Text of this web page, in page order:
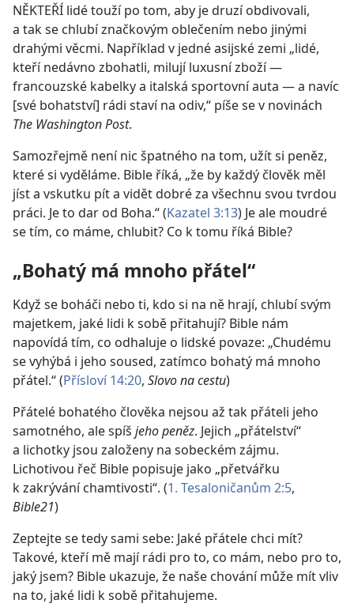
NĚKTEŘÍ lidé touží po tom, aby je druzí obdivovali,
a tak se chlubí značkovým oblečením nebo jinými
drahými věcmi. Například v jedné asijské zemi „lidé,
kteří nedávno zbohatli, milují luxusní zboží —
francouzské kabelky a italská sportovní auta — a navíc
[své bohatství] rádi staví na odiv,“ píše se v novinách
The Washington Post.
Samozřejmě není nic špatného na tom, užít si peněz,
které si vyděláme. Bible říká, „že by každý člověk měl
jíst a vskutku pít a vidět dobré za všechnu svou tvrdou
práci. Je to dar od Boha.“ (Kazatel 3:13) Je ale moudré
se tím, co máme, chlubit? Co k tomu říká Bible?
„Bohatý má mnoho přátel“
Když se boháči nebo ti, kdo si na ně hrají, chlubí svým
majetkem, jaké lidi k sobě přitahují? Bible nám
napovídá tím, co odhaluje o lidské povaze: „Chudému
se vyhýbá i jeho soused, zatímco bohatý má mnoho
přátel.“ (Přísloví 14:20, Slovo na cestu)
Přátelé bohatého člověka nejsou až tak přáteli jeho
samotného, ale spíš jeho peněz. Jejich „přátelství“
a lichotky jsou založeny na sobeckém zájmu.
Lichotivou řeč Bible popisuje jako „přetvářku
k zakrývání chamtivosti“. (1. Tesaloničanům 2:5,
Bible21)
Zeptejte se tedy sami sebe: Jaké přátele chci mít?
Takové, kteří mě mají rádi pro to, co mám, nebo pro to,
jaký jsem? Bible ukazuje, že naše chování může mít vliv
na to, jaké lidi k sobě přitahujeme.